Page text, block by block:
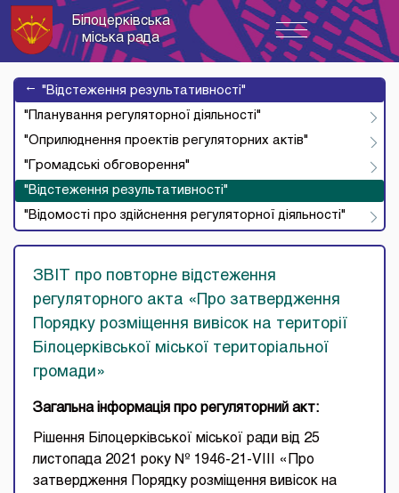
Toggle
navigation
Білоцерківська
міська рада
→ "Відстеження результативності"
"Планування регуляторної діяльності"
"Оприлюднення проектів регуляторних актів"
"Громадські обговорення"
"Відстеження результативності"
"Відомості про здійснення регуляторної діяльності"
ЗВІТ про повторне відстеження
регуляторного акта «Про затвердження
Порядку розміщення вивісок на території
Білоцерківської міської територіальної
громади»
Загальна інформація про регуляторний акт:
Рішення Білоцерківської міської ради від 25
листопада 2021 року № 1946-21-VIII «Про
затвердження Порядку розміщення вивісок на